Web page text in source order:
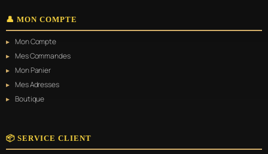
👤 MON COMPTE
Mon Compte
Mes Commandes
Mon Panier
Mes Adresses
Boutique
📦 SERVICE CLIENT